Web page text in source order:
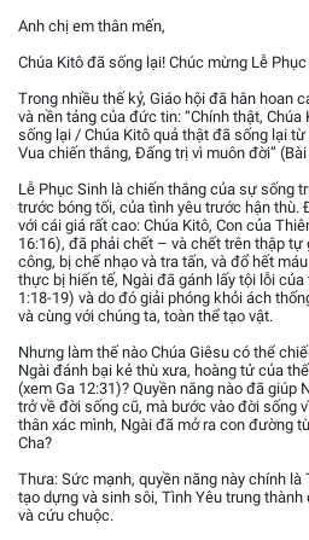
Anh chị em thân mến,
Chúa Kitô đã sống lại! Chúc mừng Lễ Phục
Trong nhiều thế kỷ, Giáo hội đã hân hoan
và nền tảng của đức tin: “Chính thật,
sống lại / Chúa Kitô quả thật đã sống lại
Vua chiến thắng, Đấng trị vì muôn đời”
Lễ Phục Sinh là chiến thắng của sự sống
trước bóng tối, của tình yêu trước hận
với cái giá rất cao: Chúa Kitô, Con của
16:16), đã phải chết – và chết trên thập
công, bị chế nhạo và tra tấn, và đổ hết
thực bị hiến tế, Ngài đã gánh lấy tội lỗi của
1:18-19) và do đó giải phóng khỏi ách
và cùng với chúng ta, toàn thể tạo vật.
Nhưng làm thế nào Chúa Giêsu có thể
Ngài đánh bại kẻ thù xưa, hoàng tử của
(xem Ga 12:31)? Quyền năng nào đã giúp
trở về đời sống cũ, mà bước vào đời sống
thân xác mình, Ngài đã mở ra con đường
Cha?
Thưa: Sức mạnh, quyền năng này chính là
tạo dựng và sinh sôi, Tình Yêu trung
và cứu chuộc.